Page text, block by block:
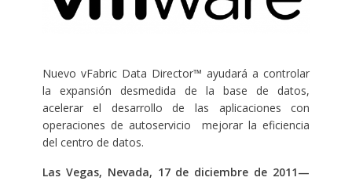
Nuevo vFabric Data Director™ ayudará a controlar
la expansión desmedida de la base de datos,
acelerar el desarrollo de las aplicaciones con
operaciones de autoservicio mejorar la eficiencia
del centro de datos.
Las Vegas, Nevada, 17 de diciembre de 2011—